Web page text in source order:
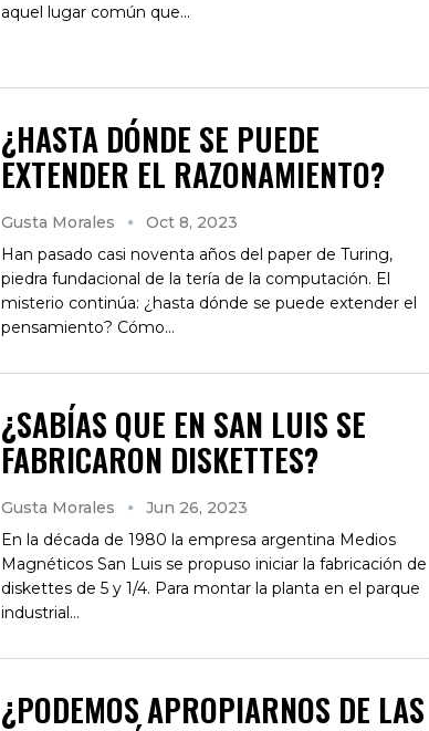
aquel lugar común que…
¿HASTA DÓNDE SE PUEDE
EXTENDER EL RAZONAMIENTO?
Gusta Morales
Oct 8, 2023
Han pasado casi noventa años del paper de Turing,
piedra fundacional de la tería de la computación. El
misterio continúa: ¿hasta dónde se puede extender el
pensamiento? Cómo…
¿SABÍAS QUE EN SAN LUIS SE
FABRICARON DISKETTES?
Gusta Morales
Jun 26, 2023
En la década de 1980 la empresa argentina Medios
Magnéticos San Luis se propuso iniciar la fabricación de
diskettes de 5 y 1/4. Para montar la planta en el parque
industrial…
¿PODEMOS APROPIARNOS DE LAS